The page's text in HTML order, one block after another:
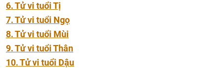
6. Tử vi tuổi Tị
7. Tử vi tuổi Ngọ
8. Tử vi tuổi Mùi
9. Tử vi tuổi Thân
10. Tử vi tuổi Dậu